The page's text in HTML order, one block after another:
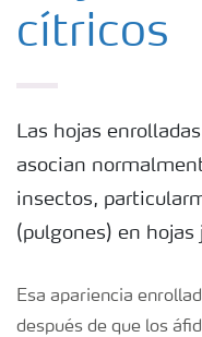
Portafolio de
Cultivos
Red de
Deficiencias
cítricos
Las hojas
asocian
insectos,
(pulgones) en hojas
Esa apariencia
después de que los